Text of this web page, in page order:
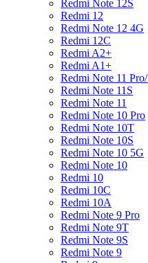
Redmi Note 12S
Redmi 12
Redmi Note 12 4G
Redmi 12C
Redmi A2+
Redmi A1+
Redmi Note 11
Redmi Note 11S
Redmi Note 11
Redmi Note 10 Pro
Redmi Note 10T
Redmi Note 10S
Redmi Note 10 5G
Redmi Note 10
Redmi 10
Redmi 10C
Redmi 10A
Redmi Note 9 Pro
Redmi Note 9T
Redmi Note 9S
Redmi Note 9